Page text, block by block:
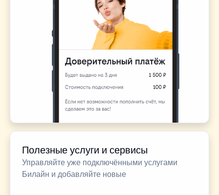
Полезные услуги и сервисы
Управляйте уже подключёнными услугами
Билайн и добавляйте новые